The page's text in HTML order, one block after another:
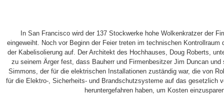
In San Francisco wird der 137 Stockwerke hohe Wolkenkratzer der
eingeweiht. Noch vor Beginn der Feier treten im technischen Kontrollraum
der Kabelisolierung auf. Der Architekt des Hochhauses, Doug Roberts,
zu seinem Ärger fest, dass Bauherr und Firmenbesitzer Jim Duncan und
Simmons, der für die elektrischen Installationen zuständig war, die von
für die Elektro-, Sicherheits- und Brandschutzsysteme auf das gesetzlich
heruntergefahren haben, um Kosten